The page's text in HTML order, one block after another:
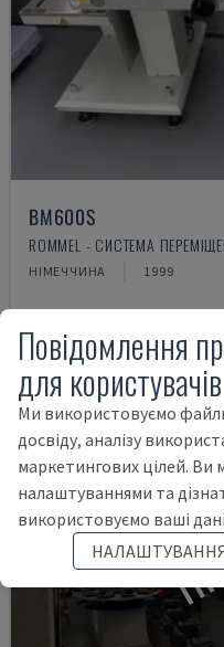
BM600S
ROMMEL - СИСТЕМА
НІМЕЧЧИНА 1999
Повідомлення
для
Ми використовуємо
досвіду, аналізу
маркетингових цілей. Ви
налаштуваннями та
використовуємо ваші
НАЛАШТУВАННЯ